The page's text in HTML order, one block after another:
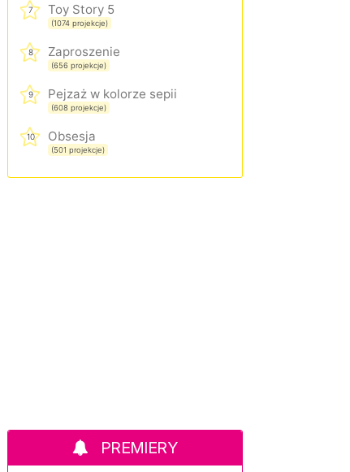
7 Toy Story 5
(1074 projekcje)
8 Zaproszenie
(656 projekcje)
9 Pejzaż w kolorze sepii
(608 projekcje)
10 Obsesja
(501 projekcje)
PREMIERY